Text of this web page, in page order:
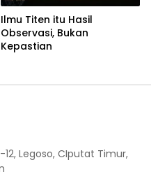
Ilmu Titen itu Hasil
Observasi, Bukan
Kepastian
12, Legoso, CIputat Timur,